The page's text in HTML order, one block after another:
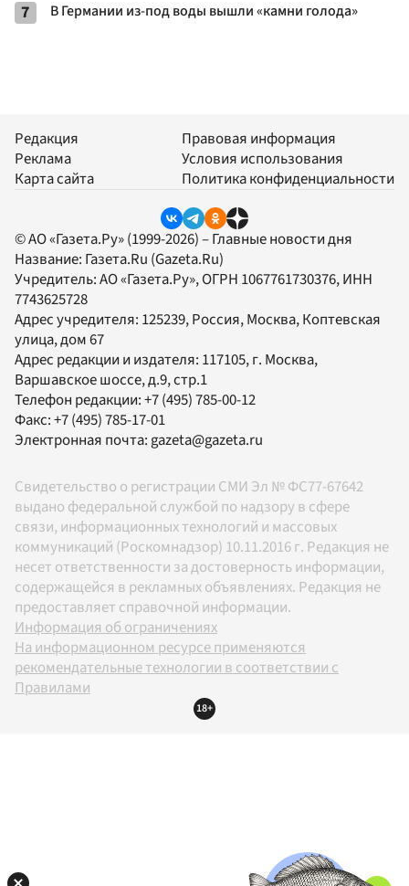
7 В Германии из-под воды вышли «камни голода»
Редакция
Реклама
Карта сайта
Правовая информация
Условия использования
Политика конфиденциальности
© АО «Газета.Ру» (1999-2026) – Главные новости дня
Название: Газета.Ru (Gazeta.Ru)
Учредитель:АО «Газета.Ру», ОГРН 1067761730376, ИНН
7743625728
Адрес учредителя: 125239, Россия, Москва, Коптевская
улица, дом 67
Адрес редакции и издателя: 117105, г. Москва,
Варшавское шоссе, д.9, стр.1
Телефон редакции:+7 (495) 785-00-12
Факс:+7 (495) 785-17-01
Электронная почта: gazeta@gazeta.ru
Свидетельство о регистрации СМИ Эл № ФС77-67642
выдано федеральной службой по надзору в сфере
связи, информационных технологий и массовых
коммуникаций (Роскомнадзор) 10.11.2016 г. Редакция не
несет ответственности за достоверность информации,
содержащейся в рекламных объявлениях. Редакция не
предоставляет справочной информации.
Информация об ограничениях
На информационном ресурсе применяются
рекомендательные технологии в соответствии с
Правилами
18+